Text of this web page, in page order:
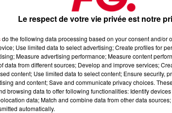
Le respect de votre vie privée est notre
do the following data processing based on your consent and/or
Use limited data to select advertising; Create profiles for
Measure advertising performance; Measure content
data from different sources; Develop and improve services;
content; Use limited data to select content; Ensure security,
and content; Save and communicate privacy choices.
browsing data to offer following functionalities: Identify
data; Match and combine data from other data
automatically.